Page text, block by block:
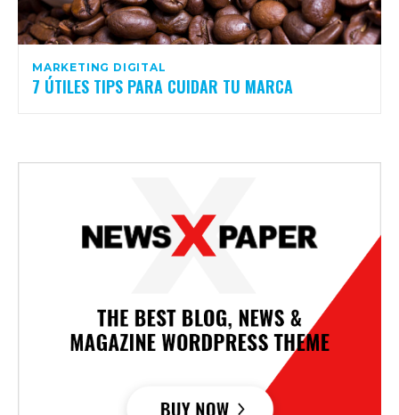
MARKETING DIGITAL
7 ÚTILES TIPS PARA CUIDAR TU MARCA